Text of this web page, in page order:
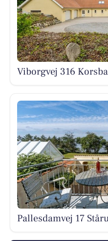
Viborgvej 316
Pallesdamvej 17